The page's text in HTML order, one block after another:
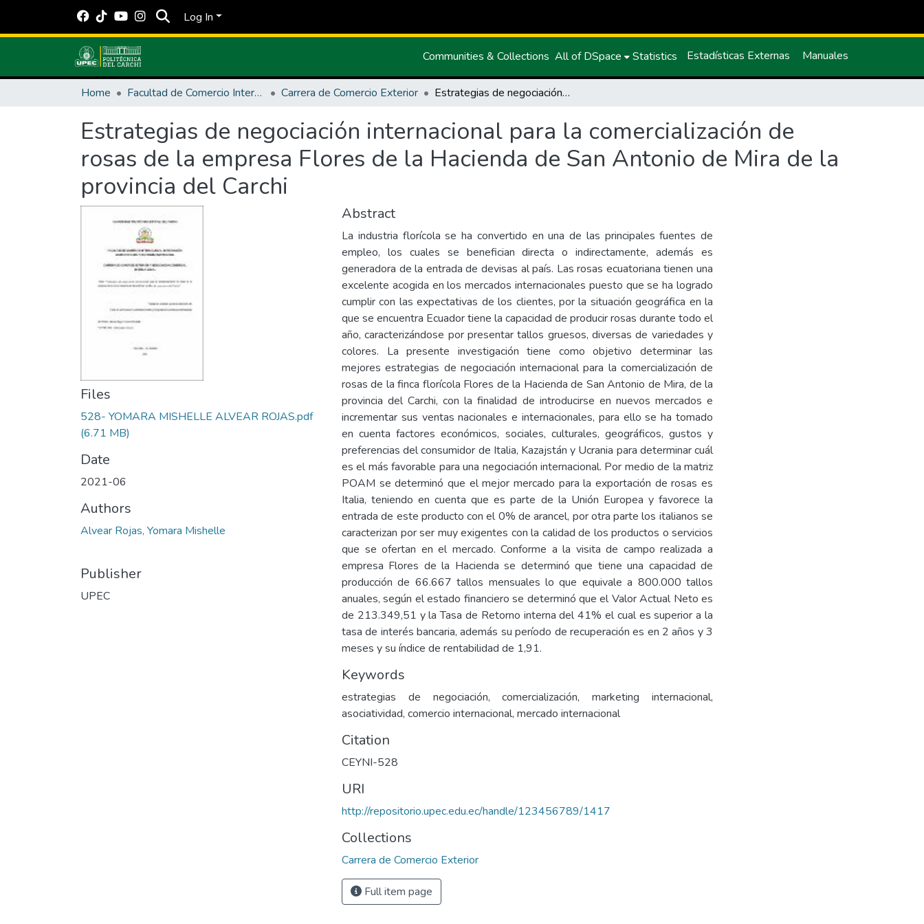
Log In
Communities & Collections All of DSpace Statistics Estadísticas Externas Manuales
Home Facultad de Comercio Internacional, Integración, Administración y Economía Empresarial Carrera de Comercio Exterior Estrategias de negociación internacional para la comercialización de rosas de la empresa Flores de la Hacienda de San Antonio de Mira de la provincia del Carchi
Estrategias de negociación internacional para la comercialización de
rosas de la empresa Flores de la Hacienda de San Antonio de Mira de la
provincia del Carchi
Files
528- YOMARA MISHELLE ALVEAR ROJAS.pdf
(6.71 MB)
Date
2021-06
Authors
Alvear Rojas, Yomara Mishelle
Publisher
UPEC
Abstract
La industria florícola se ha convertido en una de las principales fuentes de
empleo, los cuales se benefician directa o indirectamente, además es
generadora de la entrada de devisas al país. Las rosas ecuatoriana tienen una
excelente acogida en los mercados internacionales puesto que se ha logrado
cumplir con las expectativas de los clientes, por la situación geográfica en la
que se encuentra Ecuador tiene la capacidad de producir rosas durante todo el
año, caracterizándose por presentar tallos gruesos, diversas de variedades y
colores. La presente investigación tiene como objetivo determinar las
mejores estrategias de negociación internacional para la comercialización de
rosas de la finca florícola Flores de la Hacienda de San Antonio de Mira, de la
provincia del Carchi, con la finalidad de introducirse en nuevos mercados e
incrementar sus ventas nacionales e internacionales, para ello se ha tomado
en cuenta factores económicos, sociales, culturales, geográficos, gustos y
preferencias del consumidor de Italia, Kazajstán y Ucrania para determinar cuál
es el más favorable para una negociación internacional. Por medio de la matriz
POAM se determinó que el mejor mercado para la exportación de rosas es
Italia, teniendo en cuenta que es parte de la Unión Europea y favorece la
entrada de este producto con el 0% de arancel, por otra parte los italianos se
caracterizan por ser muy exigentes con la calidad de los productos o servicios
que se ofertan en el mercado. Conforme a la visita de campo realizada a
empresa Flores de la Hacienda se determinó que tiene una capacidad de
producción de 66.667 tallos mensuales lo que equivale a 800.000 tallos
anuales, según el estado financiero se determinó que el Valor Actual Neto es
de 213.349,51 y la Tasa de Retorno interna del 41% el cual es superior a la
tasa de interés bancaria, además su período de recuperación es en 2 años y 3
meses y su índice de rentabilidad de 1,91.
Keywords
estrategias de negociación, comercialización, marketing internacional,
asociatividad, comercio internacional, mercado internacional
Citation
CEYNI-528
URI
http://repositorio.upec.edu.ec/handle/123456789/1417
Collections
Carrera de Comercio Exterior
Full item page